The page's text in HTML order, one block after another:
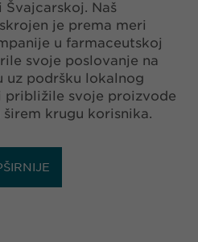
Švajcarskoj. Naš
je prema meri
u farmaceutskoj
svoje poslovanje na
uz podršku lokalnog
približile svoje proizvode
krugu korisnika.